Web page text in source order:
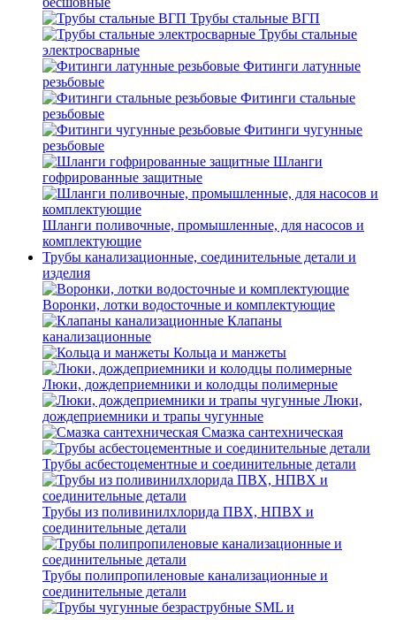
Трубы стальные ВГП
Трубы стальные
электросварные
Фитинги латунные
резьбовые
Фитинги стальные
резьбовые
Фитинги чугунные
резьбовые
Шланги
гофрированные защитные
Шланги поливочные, промышленные, для насосов и
комплектующие
Трубы канализационные, соединительные детали и
изделия
Воронки, лотки водосточные и комплектующие
Клапаны
канализационные
Кольца и манжеты
Люки, дождеприемники и колодцы полимерные
Люки,
дождеприемники и трапы чугунные
Смазка сантехническая
Трубы асбестоцементные и соединительные детали
Трубы из поливинилхлорида ПВХ, НПВХ и
соединительные детали
Трубы полипропиленовые канализационные и
соединительные детали